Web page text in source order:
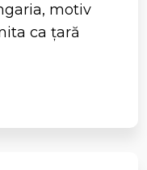
motiv
ca țară